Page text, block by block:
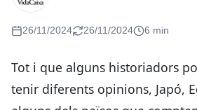
26/11/2024 26/11/2024 6 min
Tot i que alguns historiadors
tenir diferents opinions, Japó,